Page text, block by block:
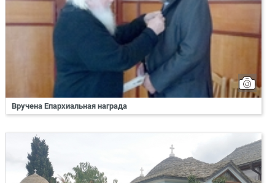
Вручена Епархиальная награда